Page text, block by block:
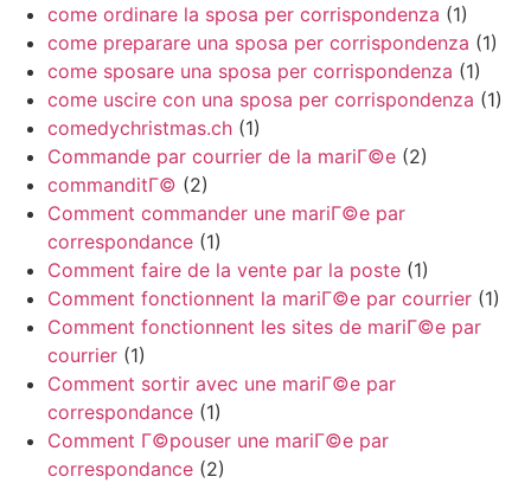
come ordinare la sposa per corrispondenza (1)
come preparare una sposa per corrispondenza (1)
come sposare una sposa per corrispondenza (1)
come uscire con una sposa per corrispondenza (1)
comedychristmas.ch (1)
Commande par courrier de la mariГ©e (2)
commanditГ© (2)
Comment commander une mariГ©e par
correspondance (1)
Comment faire de la vente par la poste (1)
Comment fonctionnent la mariГ©e par courrier (1)
Comment fonctionnent les sites de mariГ©e par
courrier (1)
Comment sortir avec une mariГ©e par
correspondance (1)
Comment Г©pouser une mariГ©e par
correspondance (2)